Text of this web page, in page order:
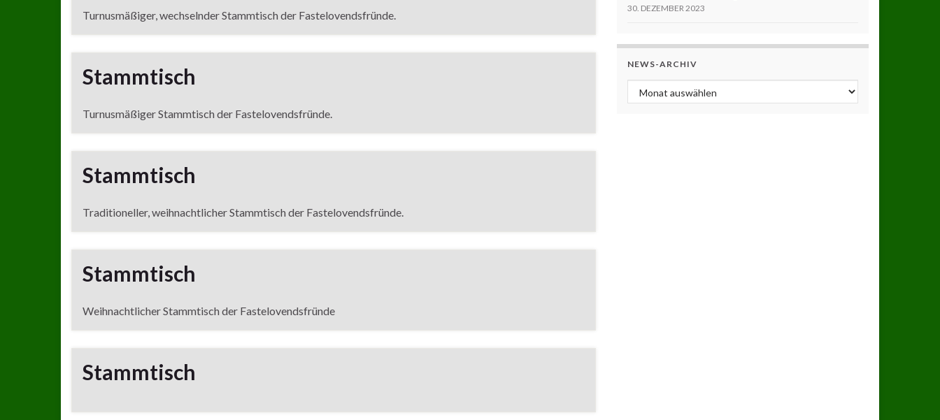
Turnusmäßiger, wechselnder Stammtisch der Fastelovendsfründe.
Stammtisch
Turnusmäßiger Stammtisch der Fastelovendsfründe.
Stammtisch
Traditioneller, weihnachtlicher Stammtisch der Fastelovendsfründe.
Stammtisch
Weihnachtlicher Stammtisch der Fastelovendsfründe
Stammtisch
30. DEZEMBER 2023
NEWS-ARCHIV
News-Archiv